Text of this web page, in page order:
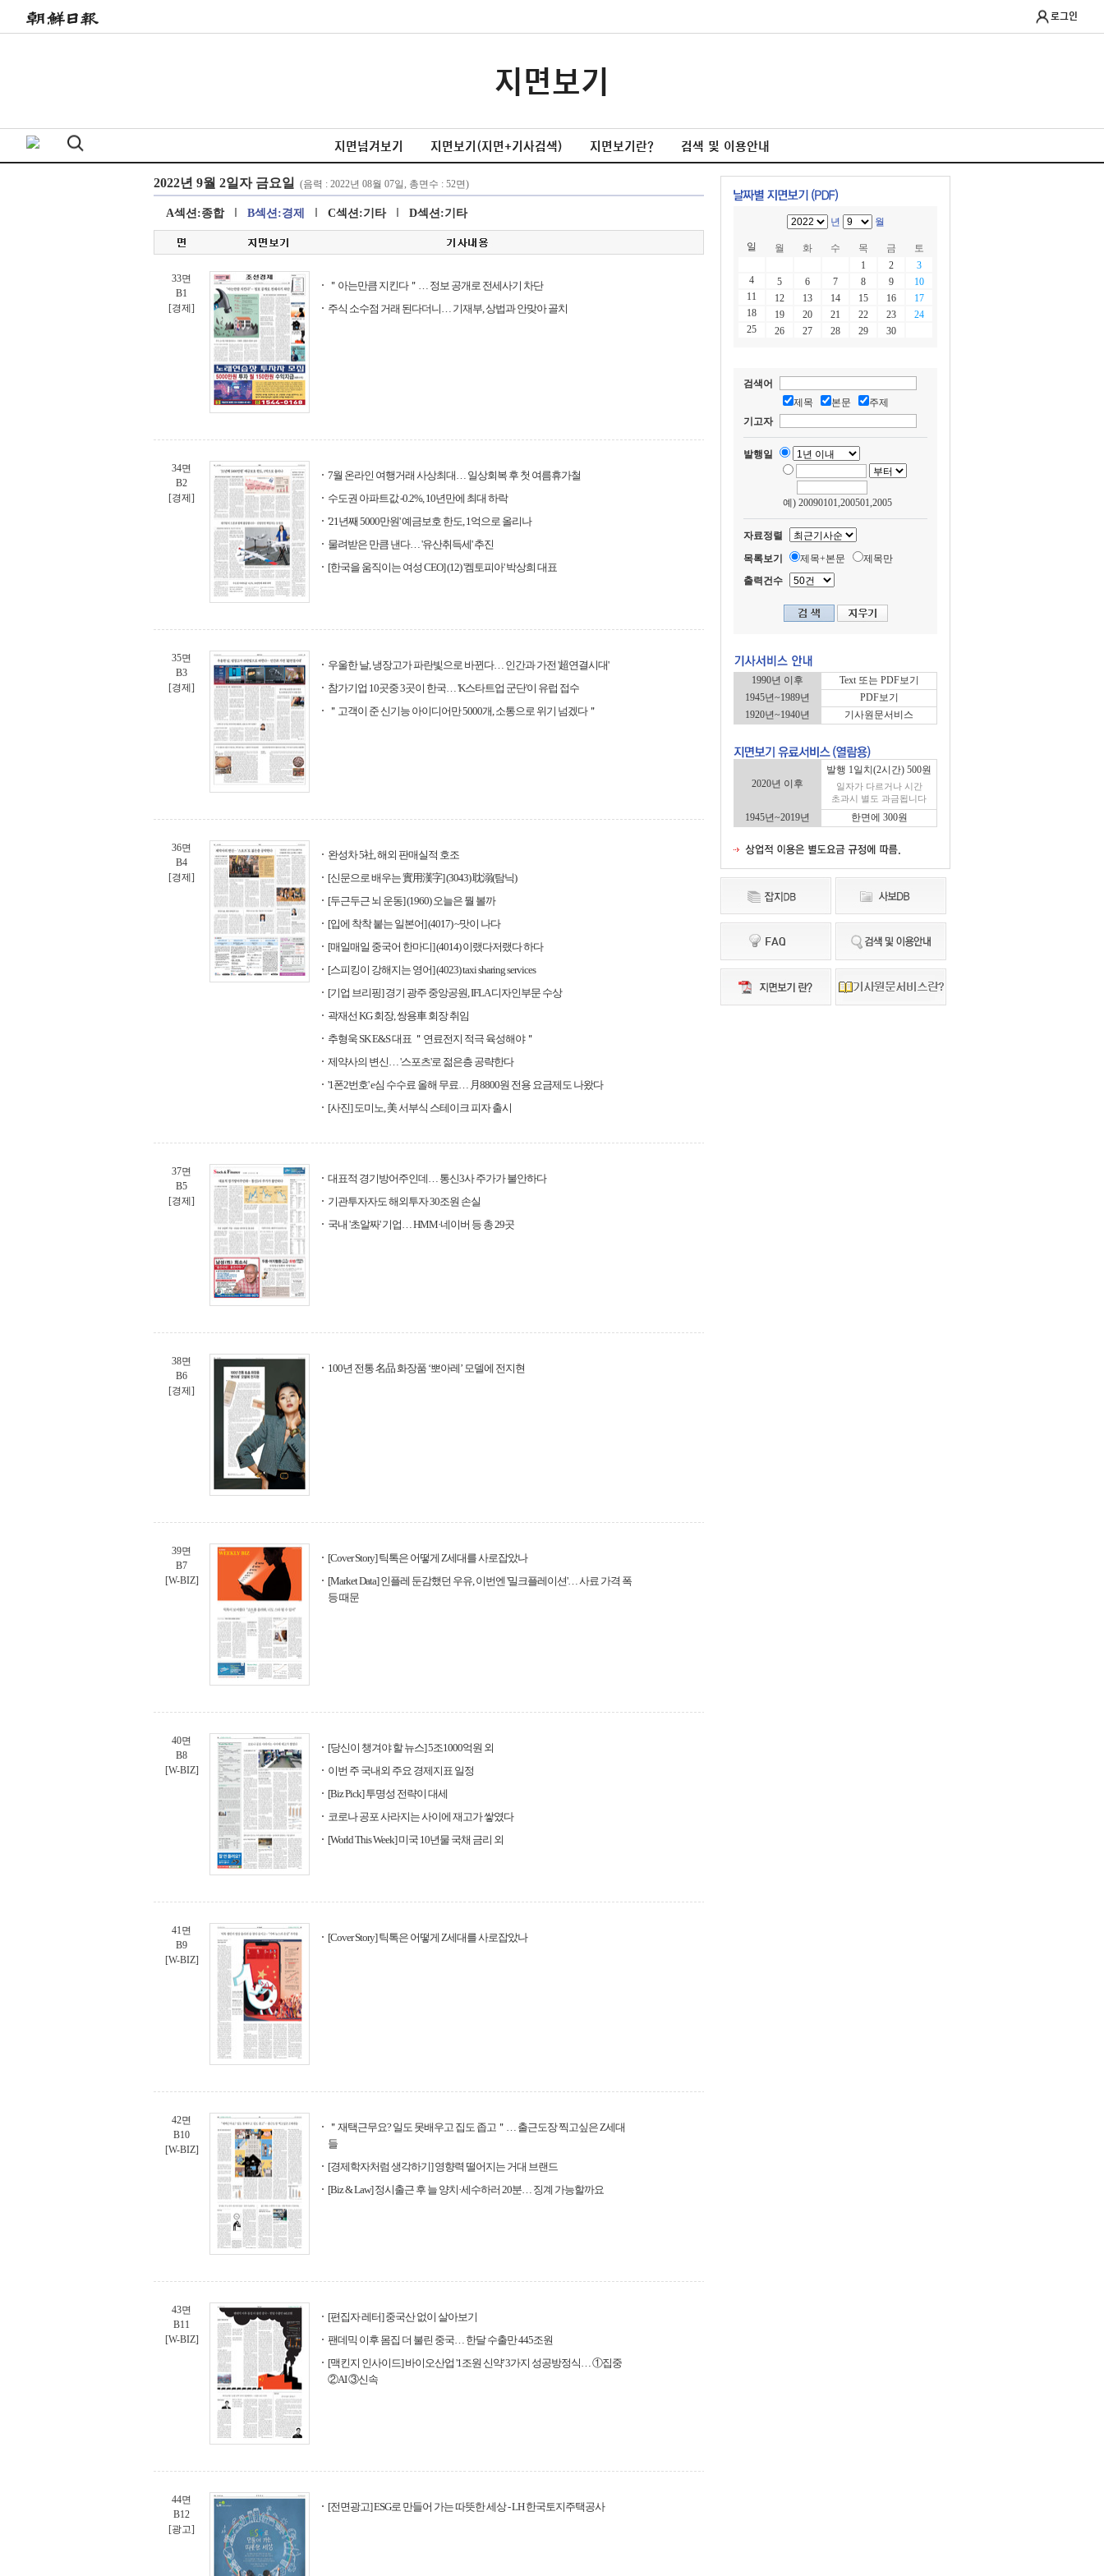
로그인
지면보기
지면넘겨보기 지면보기(지면+기사검색) 지면보기란? 검색 및 이용안내
A섹션:종합 B섹션:경제 C섹션:기타 D섹션:기타
33면
B1
[경제]
＂아는만큼 지킨다＂… 정보 공개로 전세사기 차단
주식 소수점 거래 된다더니… 기재부, 상법과 안맞아 골치
34면
B2
[경제]
7월 온라인 여행거래 사상최대… 일상회복 후 첫 여름휴가철
수도권 아파트값 -0.2%, 10년만에 최대 하락
'21년째 5000만원' 예금보호 한도, 1억으로 올리나
물려받은 만큼 낸다… '유산취득세' 추진
[한국을 움직이는 여성 CEO] (12) '켐토피아' 박상희 대표
35면
B3
[경제]
우울한 날, 냉장고가 파란빛으로 바뀐다… 인간과 가전 '超연결시대'
참가기업 10곳중 3곳이 한국… 'K스타트업 군단'이 유럽 접수
＂고객이 준 신기능 아이디어만 5000개, 소통으로 위기 넘겠다＂
36면
B4
[경제]
완성차 5社, 해외 판매실적 호조
[신문으로 배우는 實用漢字] (3043) 耽溺(탐닉)
[두근두근 뇌 운동] (1960) 오늘은 뭘 볼까
[입에 착착 붙는 일본어] (4017) ~맛이 나다
[매일매일 중국어 한마디] (4014) 이랬다저랬다 하다
[스피킹이 강해지는 영어] (4023) taxi sharing services
[기업 브리핑] 경기 광주 중앙공원, IFLA 디자인부문 수상
곽재선 KG 회장, 쌍용車 회장 취임
추형욱 SK E&S 대표 ＂연료전지 적극 육성해야＂
제약사의 변신… '스포츠'로 젊은층 공략한다
'1폰2번호' e심 수수료 올해 무료… 月8800원 전용 요금제도 나왔다
[사진] 도미노, 美 서부식 스테이크 피자 출시
37면
B5
[경제]
대표적 경기방어주인데… 통신3사 주가가 불안하다
기관투자자도 해외투자 30조원 손실
국내 '초알짜' 기업… HMM·네이버 등 총 29곳
38면
B6
[경제]
100년 전통 名品 화장품 ‘뽀아레’ 모델에 전지현
39면
B7
[W-BIZ]
[Cover Story] 틱톡은 어떻게 Z세대를 사로잡았나
[Market Data] 인플레 둔감했던 우유, 이번엔 '밀크플레이션'… 사료 가격 폭
등 때문
40면
B8
[W-BIZ]
[당신이 챙겨야 할 뉴스] 5조1000억원 외
이번 주 국내외 주요 경제지표 일정
[Biz Pick] 투명성 전략이 대세
코로나 공포 사라지는 사이에 재고가 쌓였다
[World This Week] 미국 10년물 국채 금리 외
41면
B9
[W-BIZ]
[Cover Story] 틱톡은 어떻게 Z세대를 사로잡았나
42면
B10
[W-BIZ]
＂재택근무요? 일도 못배우고 집도 좁고＂… 출근도장 찍고싶은 Z세대
들
[경제학자처럼 생각하기] 영향력 떨어지는 거대 브랜드
[Biz & Law] 정시출근 후 늘 양치·세수하러 20분… 징계 가능할까요
43면
B11
[W-BIZ]
[편집자 레터] 중국산 없이 살아보기
팬데믹 이후 몸집 더 불린 중국… 한달 수출만 445조원
[맥킨지 인사이드] 바이오산업 '1조원 신약' 3가지 성공방정식… ①집중
②AI ③신속
44면
B12
[광고]
[전면광고] ESG로 만들어 가는 따뜻한 세상 - LH 한국토지주택공사